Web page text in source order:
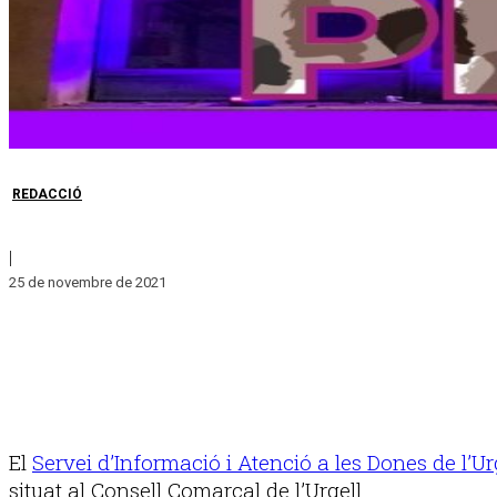
REDACCIÓ
|
25 de novembre de 2021
El Servei d’Informació i Atenció a les Dones de
situat al Consell Comarcal de l’Urgell.